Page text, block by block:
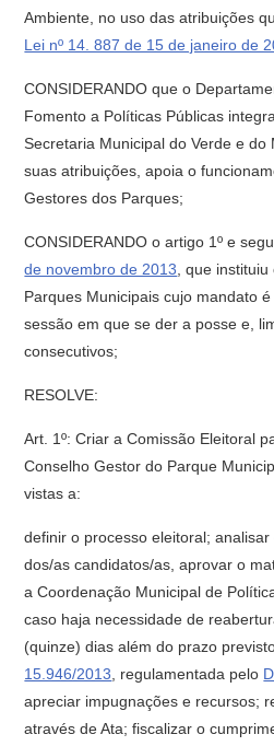
Ambiente, no uso das atribuições
Lei nº 14. 887 de 15 de janeiro de
CONSIDERANDO que o
Fomento a Políticas Públicas
Secretaria Municipal do Verde e do
suas atribuições, apoia o
Gestores dos Parques;
CONSIDERANDO o artigo 1º e
de novembro de 2013 , que
Parques Municipais cujo mandato
sessão em que se der a posse e,
consecutivos;
RESOLVE:
Art. 1º: Criar a Comissão Eleitoral
Conselho Gestor do Parque
vistas a:
definir o processo eleitoral;
dos/as candidatos/as, aprovar o
a Coordenação Municipal de
caso haja necessidade de
(quinze) dias além do prazo
15.946/2013 , regulamentada pelo
apreciar impugnações e recursos;
através de Ata; fiscalizar o